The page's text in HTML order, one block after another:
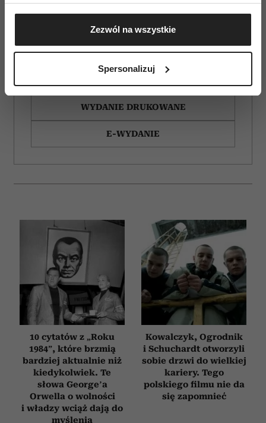
Gromadzić dane dotyczące Twojej lokalizacji
geograficznej z dokładnością nawet do kilku metrów
Identyfikować Twoje urządzenie, aktywnie
(fingerprinting, czyli wirtualny odcisk palca)
dane są przetwarzane oraz ustaw własne preferencje w
sekcji szczegółów. W Deklaracji plików cookie możesz
zmienić lub wycofać swoją zgodę w dowolnej chwili.
Wykorzystujemy pliki cookie do spersonalizowania treści
społecznościowym, reklamowym i analitycznym.
Partnerzy mogą połączyć te informacje z innymi danymi
otrzymanymi od Ciebie lub uzyskanymi podczas
korzystania z ich usług.
Zezwól na wszystkie
Spersonalizuj
ZAMÓW
WYDANIE DRUKOWANE
E-WYDANIE
10 cytatów z „Roku
1984”, które brzmią
bardziej aktualnie niż
kiedykolwiek. Te
słowa George’a
Orwella o wolności
i władzy wciąż dają do
myślenia
Kowalczyk, Ogrodnik
i Schuchardt otworzyli
sobie drzwi do wielkiej
kariery. Tego
polskiego filmu nie da
się zapomnieć